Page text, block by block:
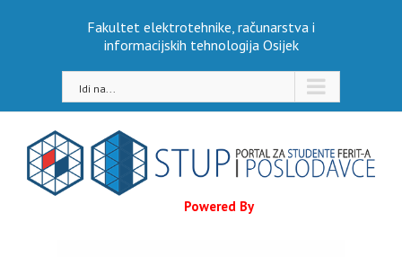
Fakultet elektrotehnike, računarstva i
informacijskih tehnologija Osijek
Idi na...
Powered By